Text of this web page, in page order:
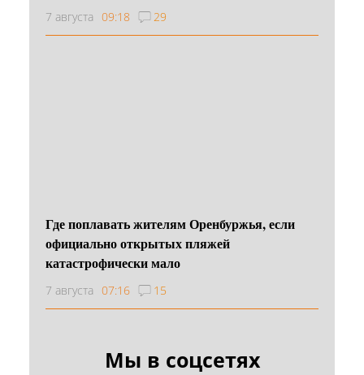
7 августа 09:18 29
Где поплавать жителям Оренбуржья, если
официально открытых пляжей
катастрофически мало
7 августа 07:16 15
Мы в соцсетях